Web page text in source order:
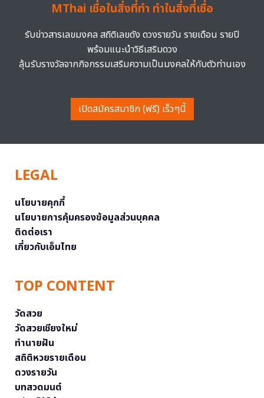
MThai เชื่อในสิ่งที่ทำ ทำในสิ่งที่เชื่อ
รับข่าวสารเลขมงคล สถิติเลขดัง ดวงรายวัน รายเดือน รายปี
พร้อมแนะนำวิธีเสริมดวง
ลุ้นรับรางวัลจากกิจกรรมเสริมความเป็นมงคลให้กับตัวท่านเอง
เปิดสมัครสมาชิก (ฟรี) เร็วๆนี้
LEGAL
นโยบายคุกกี้
นโยบายการคุ้มครองข้อมูลส่วนบุคคล
ติดต่อเรา
เกี่ยวกับเอ็มไทย
TOP CONTENT
วัดสวย
วัดสวยเชียงใหม่
ทำนายฝัน
สถิติหวยรายเดือน
ดวงรายวัน
บทสวดมนต์